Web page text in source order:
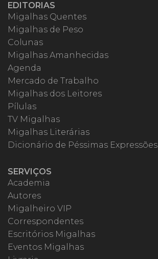
EDITORIAS
Migalhas Quentes
Migalhas de Peso
Colunas
Migalhas Amanhecidas
Agenda
Mercado de Trabalho
Migalhas dos Leitores
Pílulas
TV Migalhas
Migalhas Literárias
Dicionário de Péssimas Expressões
SERVIÇOS
Academia
Autores
Migalheiro VIP
Correspondentes
Escritórios Migalhas
Eventos Migalhas